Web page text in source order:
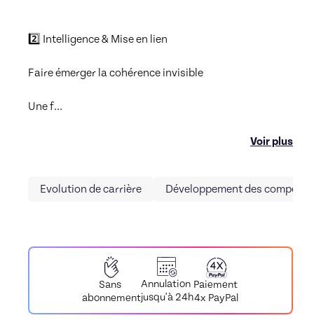
2️⃣ Intelligence & Mise en lien
Faire émerger la cohérence invisible
Une f...
Voir plus
Evolution de carrière Développement des
Sans
abonnement
Annulation
jusqu'à 24h
Paiement
4x PayPal